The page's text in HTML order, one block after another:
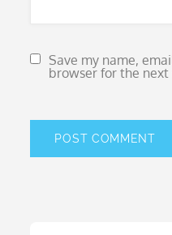
Save my name,
browser for the